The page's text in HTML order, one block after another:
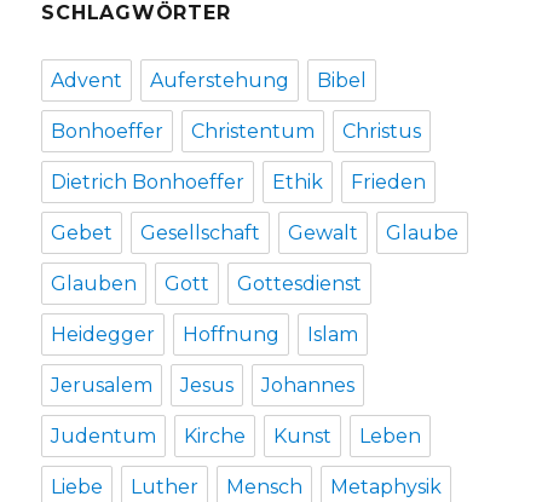
Text
undarstellbare
Christoph
Werl
SCHLAGWÖRTER
Advent Auferstehung Bibel
Bonhoeffer Christentum Christus
Dietrich Bonhoeffer Ethik Frieden
Gebet Gesellschaft Gewalt Glaube
Glauben Gott Gottesdienst
Heidegger Hoffnung Islam
Jerusalem Jesus Johannes
Judentum Kirche Kunst Leben
Liebe Luther Mensch Metaphysik